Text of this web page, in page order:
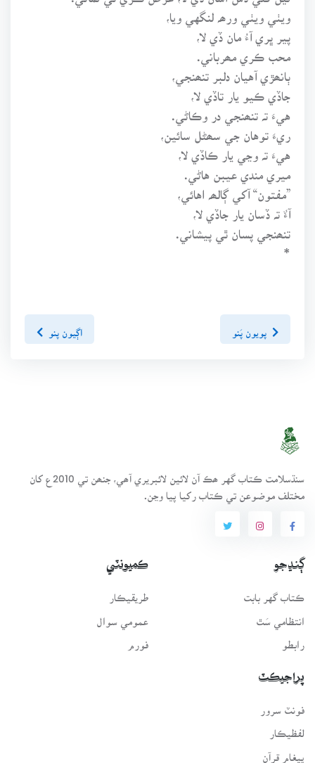
ويٺي ويٺي ورھہ لنگهي ويا،
پير ڀري آءُ مان ڏي لا،
محب ڪري مھرباني.
ٻانھڙي آهيان دلبر تنھنجي،
جاڏي ڪيو يار تاڏي لا،
هيءَ تہ تنھنجي در وڪاڻي.
ريءَ توهان جي سھڻل سائين،
هيءَ تہ وڃي يار ڪاڏي لا،
ميري مندي عيبن هاڻي.
”مفتون“ آکي ڳالھہ اهائي،
آءٌ تہ ڏسان يار جاڏي لا،
تنھنجي پسان ٿي پيشاني.
*
پويون پَنو اڳيون پنو
سنڌسلامت ڪتاب گهر ھڪ آن لائين لائبريري آھي، جنھن تي 2010ع کان
مختلف موضوعن تي ڪتاب رکيا پيا وڃن.
ڳنڍجو
ڪتاب گهر بابت
انتظامي سَٿ
رابطو
ڪميونٽي
طريقيڪار
عمومي سوال
فورم
پراجيڪٽ
لفظيڪار
پيغامِ قرآن